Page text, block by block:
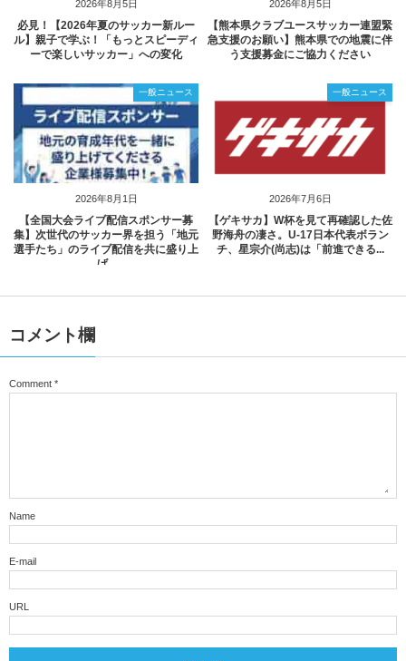
2026年8月5日
必見！【2026年夏のサッカー新ルー
ル】親子で学ぶ！「もっとスピーディ
ーで楽しいサッカー」への変化
2026年8月5日
【熊本県クラブユースサッカー連盟緊
急支援のお願い】熊本県での地震に伴
う支援募金にご協力ください
2026年8月1日
一般ニュース
【全国大会ライブ配信スポンサー募
集】次世代のサッカー界を担う「地元
選手たち」のライブ配信を共に盛り上
げ...
2026年7月6日
一般ニュース
【ゲキサカ】W杯を見て再確認した佐
野海舟の凄さ。U-17日本代表ボラン
チ、星宗介(尚志)は「前進できる...
コメント欄
Comment *
Name
E-mail
URL